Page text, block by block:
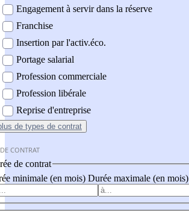
Engagement à servir dans la réserve
Franchise
Insertion par l'activ.éco.
Portage salarial
Profession commerciale
Profession libérale
Reprise d'entreprise
de types de contrat
CONTRAT
de contrat
minimale (en mois) Durée maximale (en mois)